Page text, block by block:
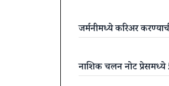
जर्मनीमध्ये करिअर
नाशिक चलन नोट